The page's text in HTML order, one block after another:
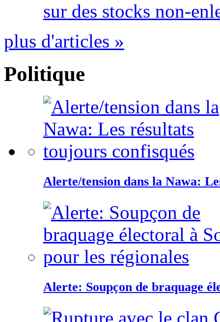
sur des stocks non-
plus d'articles »
Politique
Alerte/tension dans la Nawa:
Alerte: Soupçon de braquage